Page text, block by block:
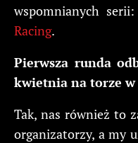
wspomnianych serii:
Racing.
Pierwsza runda
kwietnia na torze
Tak, nas również to
organizatorzy, a my